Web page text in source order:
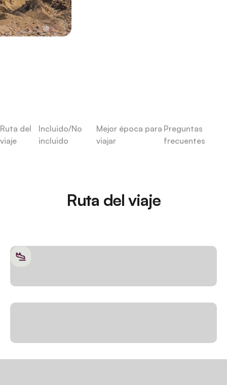
Ruta del
viaje
Incluido/No
incluido
Mejor época para
viajar
Preguntas
frecuentes
Ruta del viaje